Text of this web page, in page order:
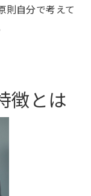
則自分で考えて
徴とは